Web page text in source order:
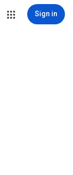
Sign in